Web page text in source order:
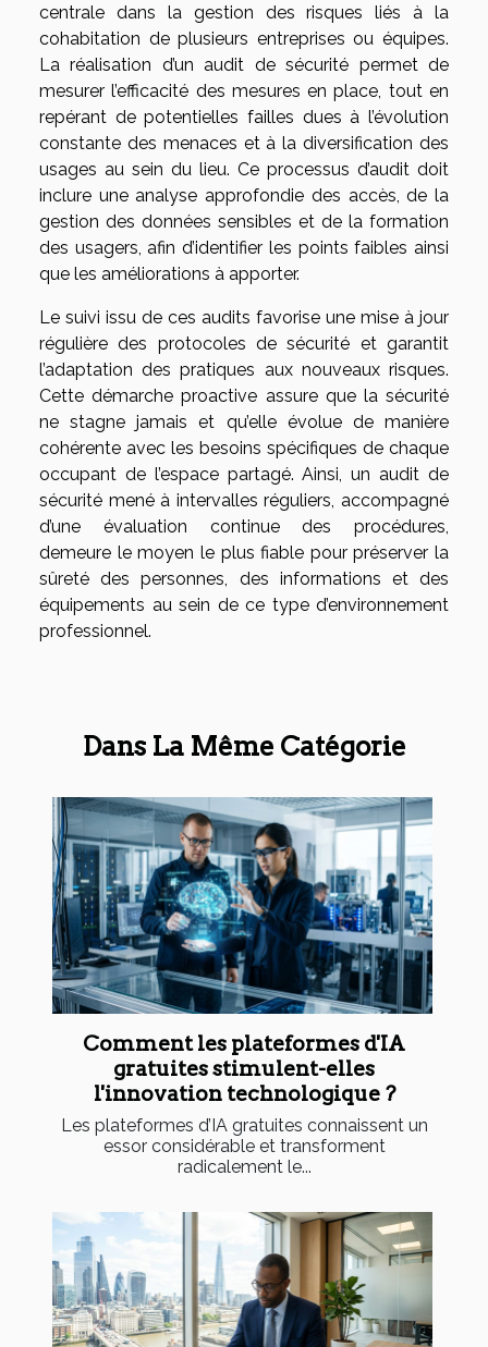
centrale dans la gestion des risques liés à la
cohabitation de plusieurs entreprises ou équipes.
La réalisation d’un audit de sécurité permet de
mesurer l’efficacité des mesures en place, tout en
repérant de potentielles failles dues à l’évolution
constante des menaces et à la diversification des
usages au sein du lieu. Ce processus d’audit doit
inclure une analyse approfondie des accès, de la
gestion des données sensibles et de la formation
des usagers, afin d’identifier les points faibles ainsi
que les améliorations à apporter.
Le suivi issu de ces audits favorise une mise à jour
régulière des protocoles de sécurité et garantit
l’adaptation des pratiques aux nouveaux risques.
Cette démarche proactive assure que la sécurité
ne stagne jamais et qu’elle évolue de manière
cohérente avec les besoins spécifiques de chaque
occupant de l’espace partagé. Ainsi, un audit de
sécurité mené à intervalles réguliers, accompagné
d’une évaluation continue des procédures,
demeure le moyen le plus fiable pour préserver la
sûreté des personnes, des informations et des
équipements au sein de ce type d’environnement
professionnel.
Dans La Même Catégorie
Comment les plateformes d'IA
gratuites stimulent-elles
l'innovation technologique ?
Les plateformes d’IA gratuites connaissent un
essor considérable et transforment
radicalement le...